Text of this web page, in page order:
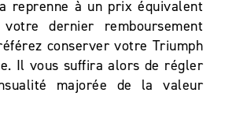
reprenne à un prix équivalent
dernier remboursement
conserver votre Triumph
Il vous suffira alors de régler
majorée de la valeur